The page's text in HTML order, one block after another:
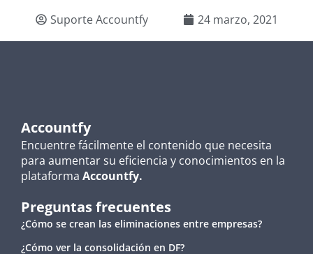
Suporte Accountfy 24 marzo, 2021
Accountfy
Encuentre fácilmente el contenido que necesita
para aumentar su eficiencia y conocimientos en la
plataforma Accountfy.
Preguntas frecuentes
¿Cómo se crean las eliminaciones entre empresas?
¿Cómo ver la consolidación en DF?